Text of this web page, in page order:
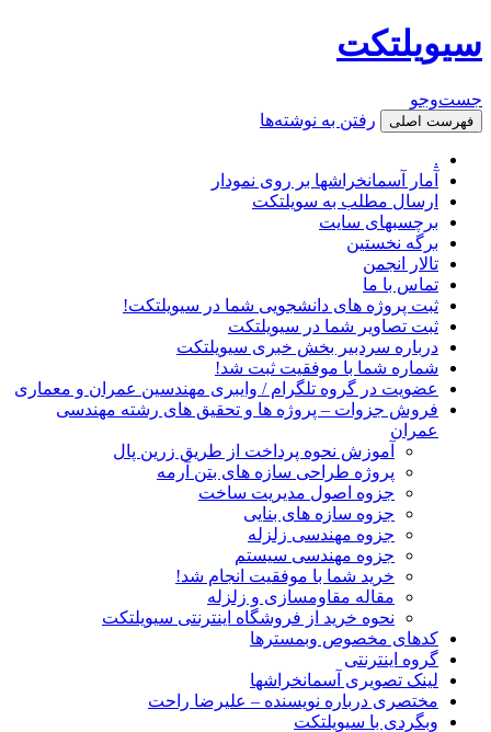
سیویلتکت
جست‌وجو
فهرست اصلی رفتن به نوشته‌ها
.
آمار آسمانخراشها بر روی نمودار
ارسال مطلب به سویلتکت
برچسبهای سایت
برگه نخستین
تالار انجمن
تماس با ما
ثبت پروژه های دانشجویی شما در سیویلتکت!
ثبت تصاویر شما در سیویلتکت
درباره سردبیر بخش خبری سیویلتکت
شماره شما با موفقیت ثبت شد!
عضویت در گروه تلگرام / وایبری مهندسین عمران و معماری
فروش جزوات – پروژه ها و تحقیق های رشته مهندسی
عمران
آموزش نحوه پرداخت از طریق زرین پال
پروژه طراحی سازه های بتن آرمه
جزوه اصول مدیریت ساخت
جزوه سازه های بنایی
جزوه مهندسی زلزله
جزوه مهندسی سیستم
خرید شما با موفقیت انجام شد!
مقاله مقاومسازی و زلزله
نحوه خرید از فروشگاه اینترنتی سیویلتکت
کدهای مخصوص وبمسترها
گروه اینترنتی
لینک تصویری آسمانخراشها
مختصری درباره نویسنده – علیرضا راحت
وبگردی با سیویلتکت